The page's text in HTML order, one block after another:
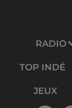
RADIO
TOP INDÉ
JEUX